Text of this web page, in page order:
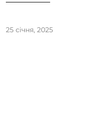
25 січня, 2025